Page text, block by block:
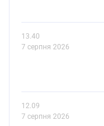
13.40
7 серпня 2026
12.09
7 серпня 2026